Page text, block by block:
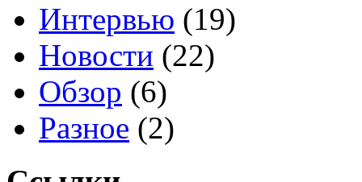
Интервью (19)
Новости (22)
Обзор (6)
Разное (2)